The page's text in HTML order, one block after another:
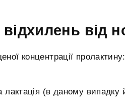
від
концентрації пролактину:
лактація (в даному